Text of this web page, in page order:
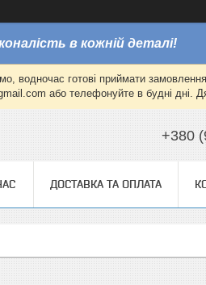
в кожній деталі!
водночас готові приймати
або телефонуйте в будні дні.
+380
ДОСТАВКА ТА ОПЛАТА